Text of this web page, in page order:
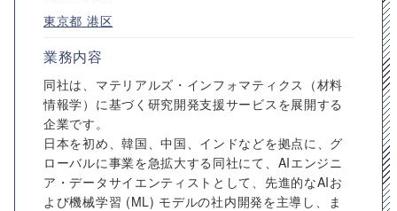
東京都 港区
業務内容
同社は、マテリアルズ・インフォマティクス（材料
情報学）に基づく研究開発支援サービスを展開する
企業です。
日本を初め、韓国、中国、インドなどを拠点に、グ
ローバルに事業を急拡大する同社にて、AIエンジニ
ア・データサイエンティストとして、先進的なAIお
よび機械学習 (ML) モデルの社内開発を主導し、ま